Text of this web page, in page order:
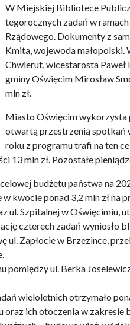
W Miejskiej Bibliotece
tegorocznych zadań w
Rządowego. Dokumenty z
Kmita, wojewoda małopolski.
Chwierut, wicestarosta
gminy Oświęcim Mirosław
mln zł.
Miasto Oświęcim wykorzysta
otwartą przestrzenią spotkań
roku z programu trafi na ten
13 mln zł. Pozostałe
budżetu państwa na
kwocie ponad 3,2 mln zł na
ul. Szpitalnej w Oświęcimiu,
czterech zadań wyniosło
ul. Zapłocie w Brzezince,
pomiędzy ul. Berka
wieloletnich otrzymało
oraz ich otoczenia w